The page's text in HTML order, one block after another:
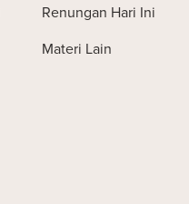
Renungan Hari Ini
Materi Lain